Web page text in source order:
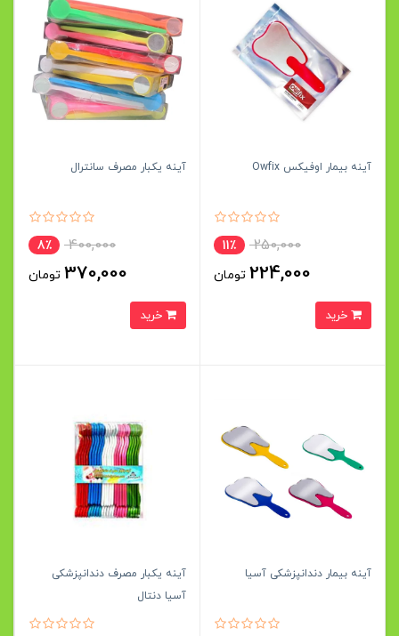
آینه بیمار اوفیکس Owfix
250,000 11٪
224,000 تومان
آینه یکبار مصرف سانترال
400,000 8٪
370,000 تومان
آینه بیمار دندانپزشکی آسیا
آینه یکبار مصرف دندانپزشکی
آسیا دنتال